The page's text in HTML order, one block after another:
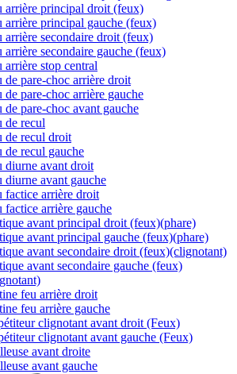
arrière principal droit (feux)
arrière principal gauche (feux)
arrière secondaire droit (feux)
arrière secondaire gauche (feux)
arrière stop central
de pare-choc arrière droit
de pare-choc arrière gauche
de pare-choc avant gauche
de recul
de recul droit
de recul gauche
diurne avant droit
diurne avant gauche
factice arrière droit
factice arrière gauche
avant principal droit (feux)(phare)
avant principal gauche (feux)(phare)
avant secondaire droit (feux)(clignotant)
avant secondaire gauche (feux)
feu arrière droit
feu arrière gauche
clignotant avant droit (Feux)
clignotant avant gauche (Feux)
avant droite
avant gauche